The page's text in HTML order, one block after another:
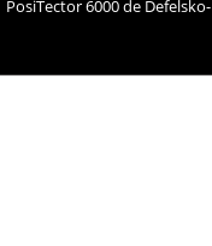
PosiTector 6000 de